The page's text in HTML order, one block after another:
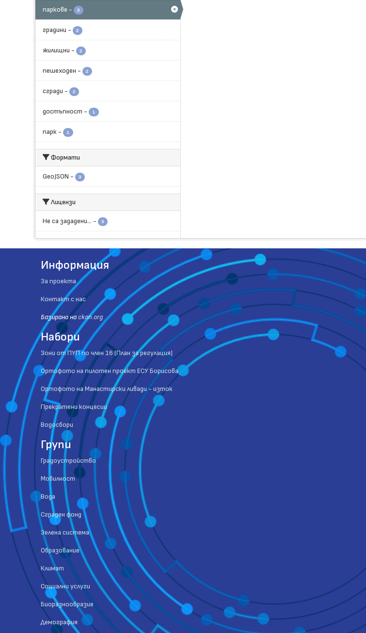
паркове - 3
градини - 2
жилищни - 2
пешеходен - 2
сгради - 2
достъпност - 1
парк - 1
Формати
GeoJSON - 3
Лицензи
Не са зададени... - 3
Информация
За проекта
Контакт с нас
Базиранo на ckan.org
Набори
Зони от ПУП по член 16 (План за регулация)
Ортофото на пилотен проект ЕСУ Борисова
Ортофото на Манастирски ливади - изток
Прекратени концесии
Водосбори
Групи
Градоустройство
Мобилност
Вода
Сграден фонд
Зелена система
Образование
Климат
Социални услуги
Биоразнообразие
Демография